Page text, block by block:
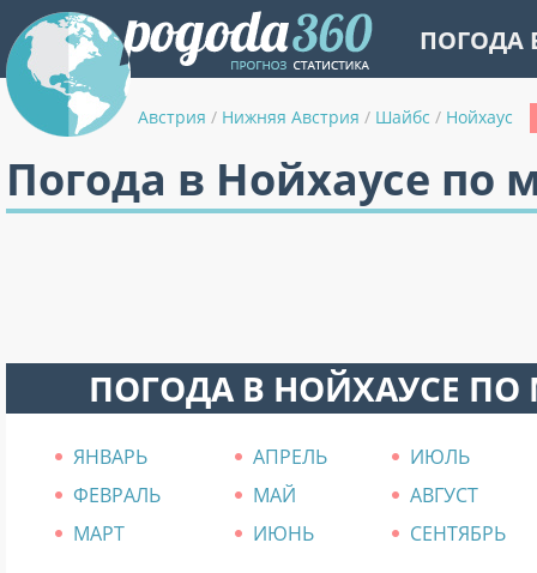
ПОГОДА
Австрия / Нижняя Австрия / Шайбс / Нойхаус
Погода в Нойхаусе по
ПОГОДА В НОЙХАУСЕ
ЯНВАРЬ АПРЕЛЬ
ИЮЛЬ
ФЕВРАЛЬ
МАЙ
АВГУСТ
МАРТ
ИЮНЬ СЕНТЯБРЬ